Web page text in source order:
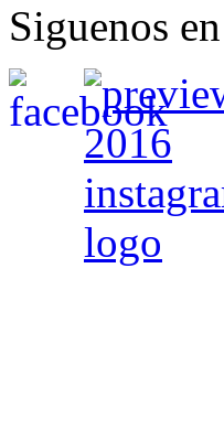
Siguenos